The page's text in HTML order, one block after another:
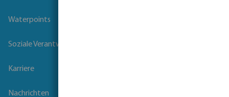
Waterpoints
Soziale Verantwortung der Unternehmen
Karriere
Nachrichten